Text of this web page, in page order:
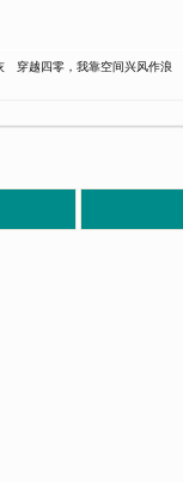
穿越四零，我靠空间兴风作浪